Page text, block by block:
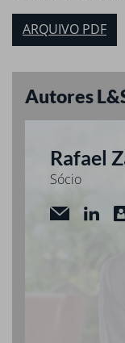
ARQUIVO PDF
Autores
Rafael
Sócio